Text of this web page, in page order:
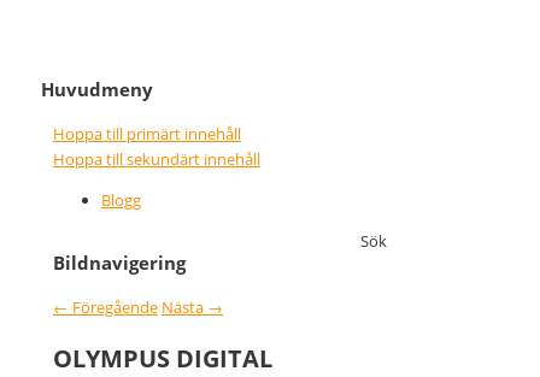
Nice wins nothing
faster
Huvudmeny
Hoppa till primärt innehåll
Hoppa till sekundärt innehåll
Blogg
Bildnavigering
← Föregående Nästa →
OLYMPUS DIGITAL
Sök